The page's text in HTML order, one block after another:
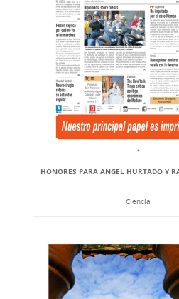
HONORES PARA ÁNGEL HURTADO Y
Ciencia